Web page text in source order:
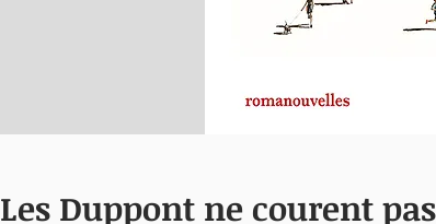
Les Duppont ne courent